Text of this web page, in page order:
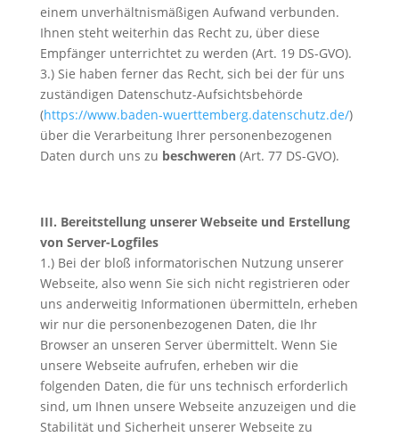
einem unverhältnismäßigen Aufwand verbunden.
Ihnen steht weiterhin das Recht zu, über diese
Empfänger unterrichtet zu werden (Art. 19 DS-GVO).
3.) Sie haben ferner das Recht, sich bei der für uns
zuständigen Datenschutz-Aufsichtsbehörde
(https://www.baden-wuerttemberg.datenschutz.de/)
über die Verarbeitung Ihrer personenbezogenen
Daten durch uns zu beschweren(Art. 77 DS-GVO).
III. Bereitstellung unserer Webseite und Erstellung
von Server-Logfiles
1.) Bei der bloß informatorischen Nutzung unserer
Webseite, also wenn Sie sich nicht registrieren oder
uns anderweitig Informationen übermitteln, erheben
wir nur die personenbezogenen Daten, die Ihr
Browser an unseren Server übermittelt. Wenn Sie
unsere Webseite aufrufen, erheben wir die
folgenden Daten, die für uns technisch erforderlich
sind, um Ihnen unsere Webseite anzuzeigen und die
Stabilität und Sicherheit unserer Webseite zu